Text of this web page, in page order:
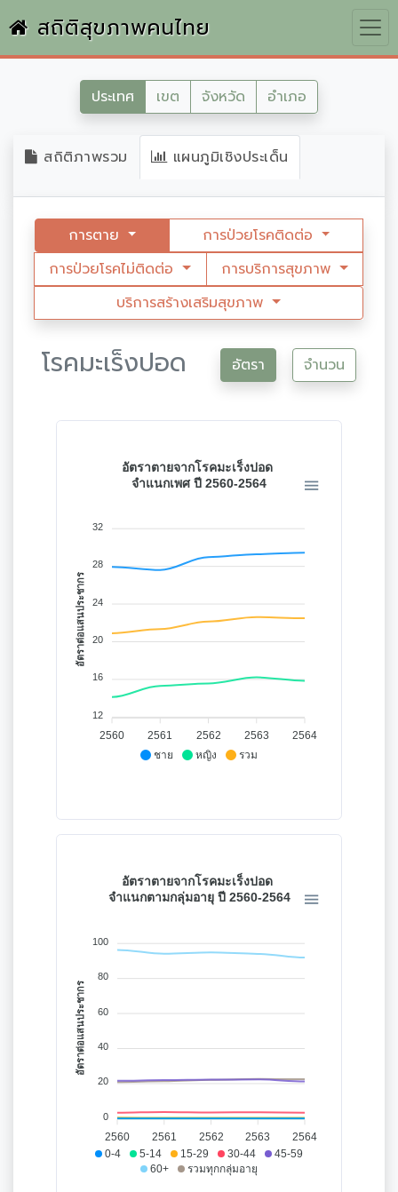
สถิติสุขภาพคนไทย
ประเทศ เขต จังหวัด อำเภอ
สถิติภาพรวม แผนภูมิเชิงประเด็น
การตาย
การป่วยโรคติดต่อ
การป่วยโรคไม่ติดต่อ
การบริการสุขภาพ
บริการสร้างเสริมสุขภาพ
โรคมะเร็งปอด อัตรา จำนวน